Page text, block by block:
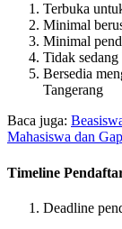
Terbuka
Minimal
Minimal
Tidak
Bersedia
Tangerang
Baca juga:
Mahasiswa dan
Timeline
Deadline